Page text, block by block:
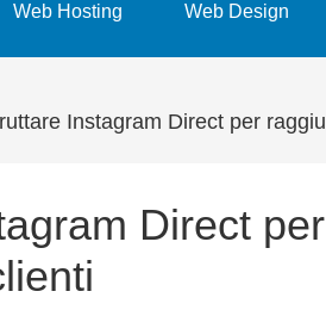
Web Hosting Web Design
Instagram Direct per
Direct per